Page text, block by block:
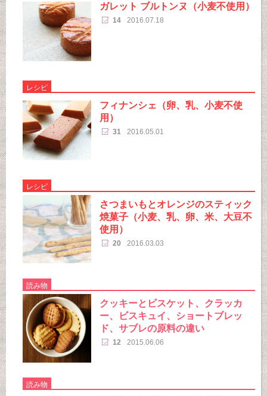
ガレット ブルトンヌ（小麦不使用）
14 2016.07.18
レシピ
フィナンシェ（卵、乳、小麦不使
用）
31 2016.05.01
レシピ
さつまいもとオレンジのスティック
焼菓子（小麦、乳、卵、米、大豆不
使用）
20 2016.03.03
読み物
クッキーとビスケット、クラッカ
ー、ビスキュイ、ショートブレッ
ド、サブレの原料の違い
12 2015.06.06
読み物